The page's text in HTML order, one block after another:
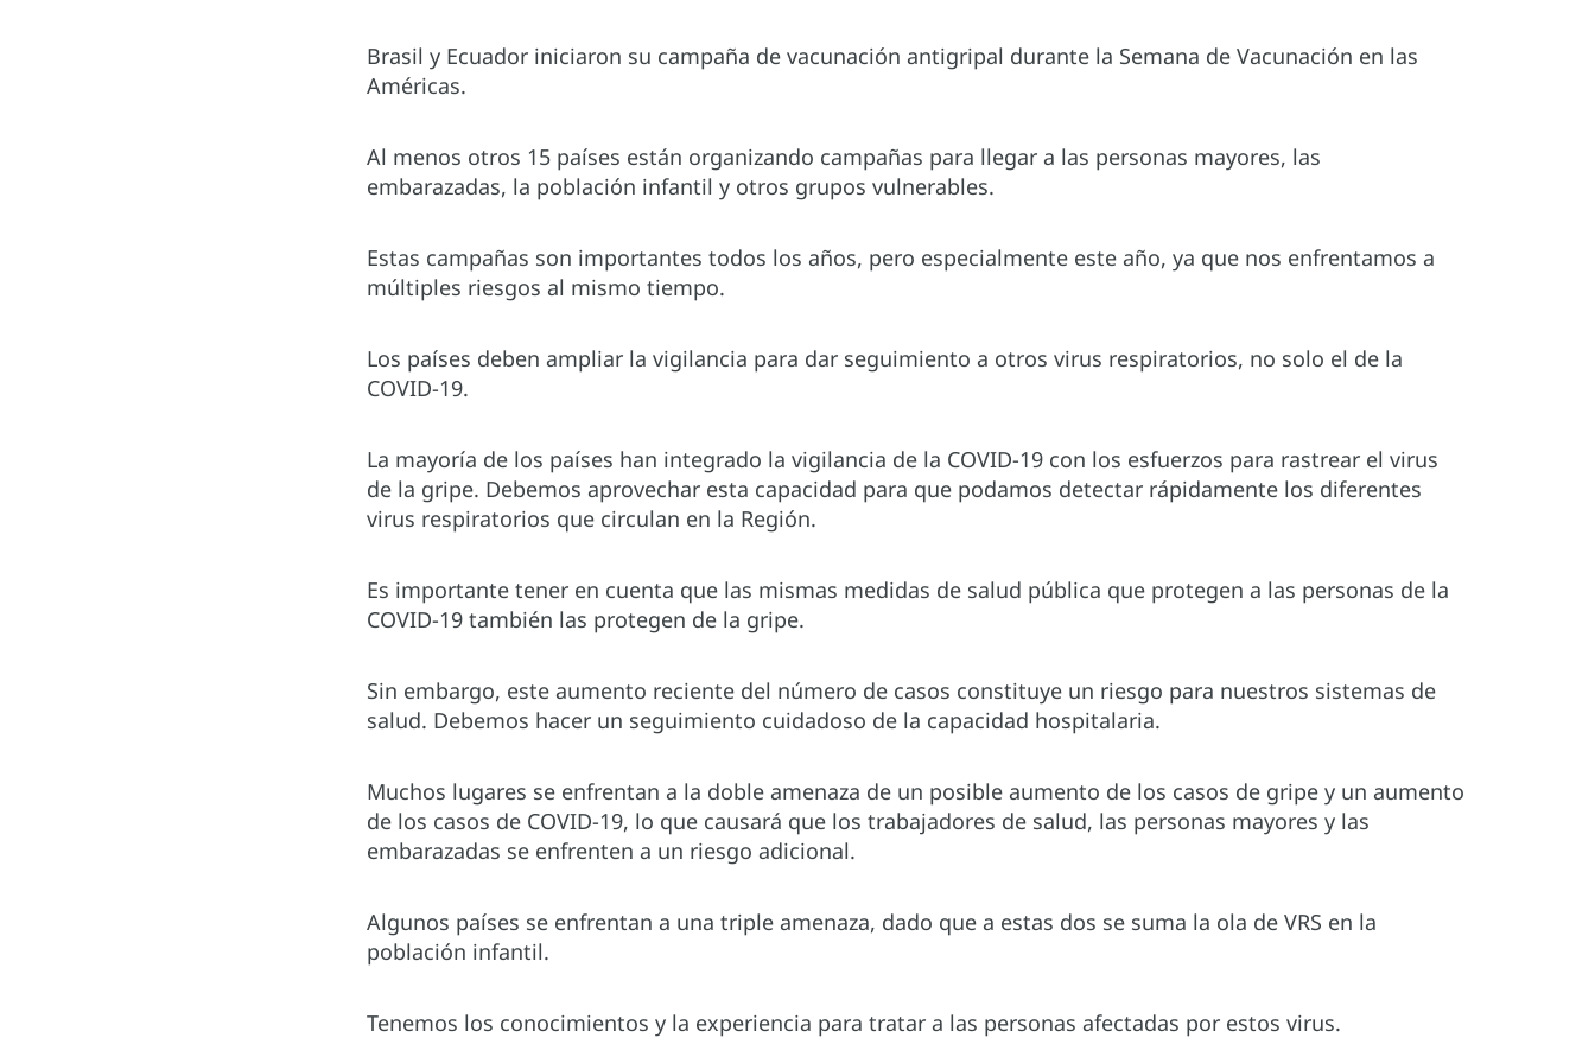
Brasil y Ecuador iniciaron su campaña de vacunación antigripal durante la Semana de Vacunación en las
Américas.
Al menos otros 15 países están organizando campañas para llegar a las personas mayores, las
embarazadas, la población infantil y otros grupos vulnerables.
Estas campañas son importantes todos los años, pero especialmente este año, ya que nos enfrentamos a
múltiples riesgos al mismo tiempo.
Los países deben ampliar la vigilancia para dar seguimiento a otros virus respiratorios, no solo el de la
COVID-19.
La mayoría de los países han integrado la vigilancia de la COVID-19 con los esfuerzos para rastrear el virus
de la gripe. Debemos aprovechar esta capacidad para que podamos detectar rápidamente los diferentes
virus respiratorios que circulan en la Región.
Es importante tener en cuenta que las mismas medidas de salud pública que protegen a las personas de la
COVID-19 también las protegen de la gripe.
Sin embargo, este aumento reciente del número de casos constituye un riesgo para nuestros sistemas de
salud. Debemos hacer un seguimiento cuidadoso de la capacidad hospitalaria.
Muchos lugares se enfrentan a la doble amenaza de un posible aumento de los casos de gripe y un aumento
de los casos de COVID-19, lo que causará que los trabajadores de salud, las personas mayores y las
embarazadas se enfrenten a un riesgo adicional.
Algunos países se enfrentan a una triple amenaza, dado que a estas dos se suma la ola de VRS en la
población infantil.
Tenemos los conocimientos y la experiencia para tratar a las personas afectadas por estos virus.